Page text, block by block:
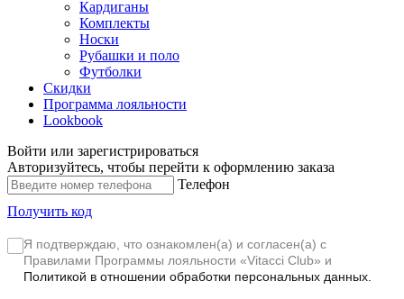
Кардиганы
Комплекты
Носки
Рубашки и поло
Футболки
Скидки
Программа лояльности
Lookbook
Войти или зарегистрироваться
Авторизуйтесь, чтобы перейти к оформлению заказа
Телефон
Получить код
Я подтверждаю, что ознакомлен(а) и согласен(а) с
Правилами Программы лояльности «Vitacci Club» и
Политикой в отношении обработки персональных данных.